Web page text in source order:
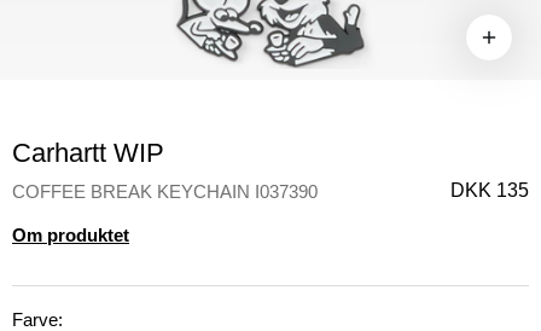
Carhartt WIP
COFFEE BREAK KEYCHAIN I037390 DKK 135
Om produktet
Farve: